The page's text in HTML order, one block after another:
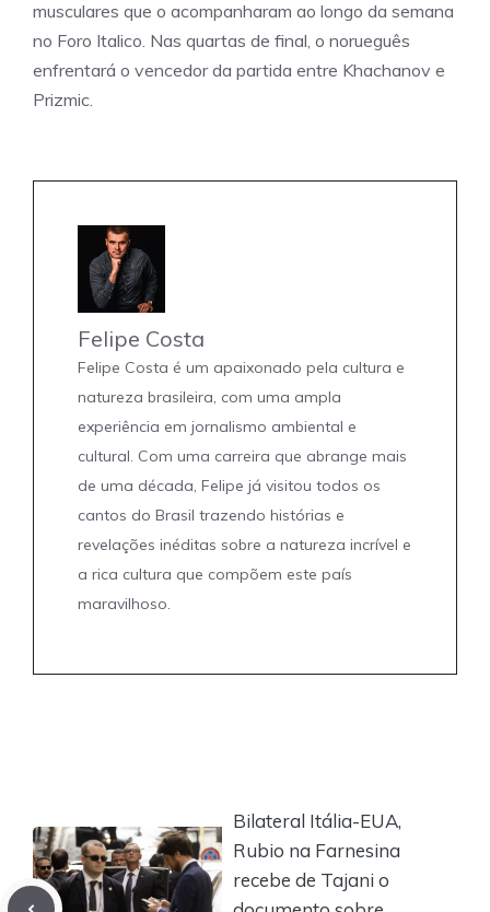
musculares que o acompanharam ao longo da semana
no Foro Italico. Nas quartas de final, o norueguês
enfrentará o vencedor da partida entre Khachanov e
Prizmic.
Felipe Costa
Felipe Costa é um apaixonado pela cultura e
natureza brasileira, com uma ampla
experiência em jornalismo ambiental e
cultural. Com uma carreira que abrange mais
de uma década, Felipe já visitou todos os
cantos do Brasil trazendo histórias e
revelações inéditas sobre a natureza incrível e
a rica cultura que compõem este país
maravilhoso.
Bilateral Itália-EUA,
Rubio na Farnesina
recebe de Tajani o